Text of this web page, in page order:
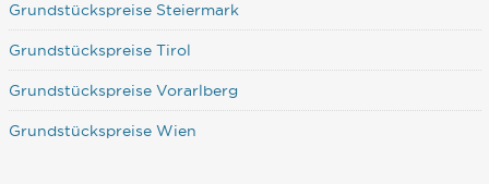
Grundstückspreise Steiermark
Grundstückspreise Tirol
Grundstückspreise Vorarlberg
Grundstückspreise Wien